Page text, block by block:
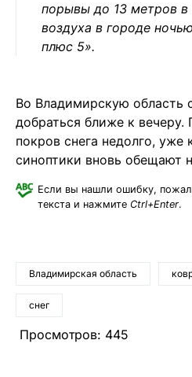
порывы до 13 метров в
воздуха в городе
плюс 5».
Во Владимирскую
добраться ближе к
покров снега недолго, уже
синоптики вновь обещают
Если вы нашли ошибку,
текста и нажмите Ctrl+Enter.
Владимирская область
снег
Просмотров: 445